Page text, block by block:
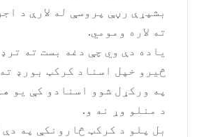
بشپړې رڼې پروسې له لارې د
ته لاره ومومي.
یاده دې وي چې دغه بست ته
څیرو خپل اسناد کرکټ بورډ
په ورکړل شوو اسنادو کې یو
د منلو وړ نه و.
بل پلو د کرکټ څارونکې په